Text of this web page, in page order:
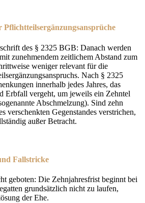
des § 2325 BGB: Danach werden
zunehmendem zeitlichem Abstand zum
weniger relevant für die
Nach § 2325
innerhalb jedes Jahres, das
Erbfall vergeht, um jeweils ein Zehntel
Abschmelzung). Sind zehn
verschenkten Gegenstandes verstrichen,
außer Betracht.
Fallstricke
geboten: Die Zehnjahresfrist beginnt bei
grundsätzlich nicht zu laufen,
der Ehe.